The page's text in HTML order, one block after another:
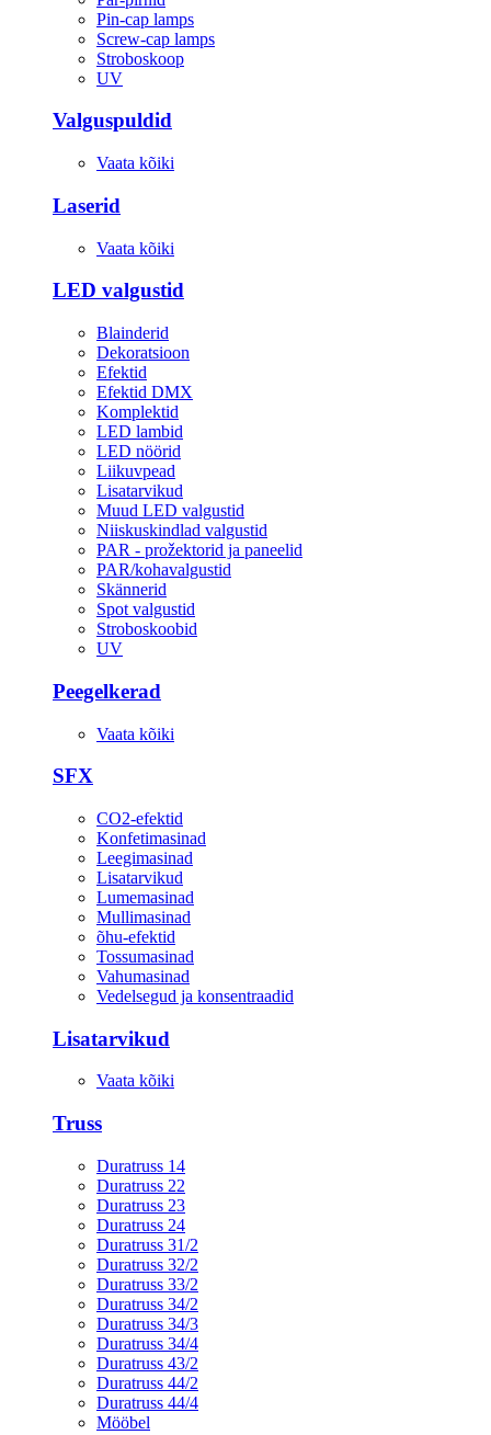
Pin-cap lamps
Screw-cap lamps
Stroboskoop
UV
Valguspuldid
Vaata kõiki
Laserid
Vaata kõiki
LED valgustid
Blainderid
Dekoratsioon
Efektid
Efektid DMX
Komplektid
LED lambid
LED nöörid
Liikuvpead
Lisatarvikud
Muud LED valgustid
Niiskuskindlad valgustid
PAR - prožektorid ja paneelid
PAR/kohavalgustid
Skännerid
Spot valgustid
Stroboskoobid
UV
Peegelkerad
Vaata kõiki
SFX
CO2-efektid
Konfetimasinad
Leegimasinad
Lisatarvikud
Lumemasinad
Mullimasinad
õhu-efektid
Tossumasinad
Vahumasinad
Vedelsegud ja konsentraadid
Lisatarvikud
Vaata kõiki
Truss
Duratruss 14
Duratruss 22
Duratruss 23
Duratruss 24
Duratruss 31/2
Duratruss 32/2
Duratruss 33/2
Duratruss 34/2
Duratruss 34/3
Duratruss 34/4
Duratruss 43/2
Duratruss 44/2
Duratruss 44/4
Mööbel